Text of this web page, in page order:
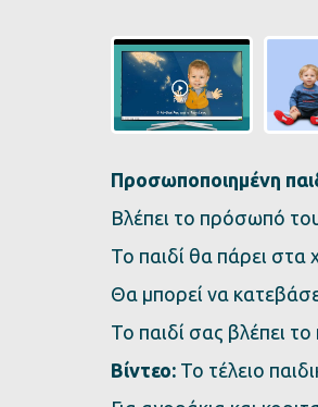
Προσωποποιημένη
Βλέπει το πρόσωπό
Το παιδί θα πάρει
Θα μπορεί να
Το παιδί σας βλέπει
Βίντεο: Το τέλειο